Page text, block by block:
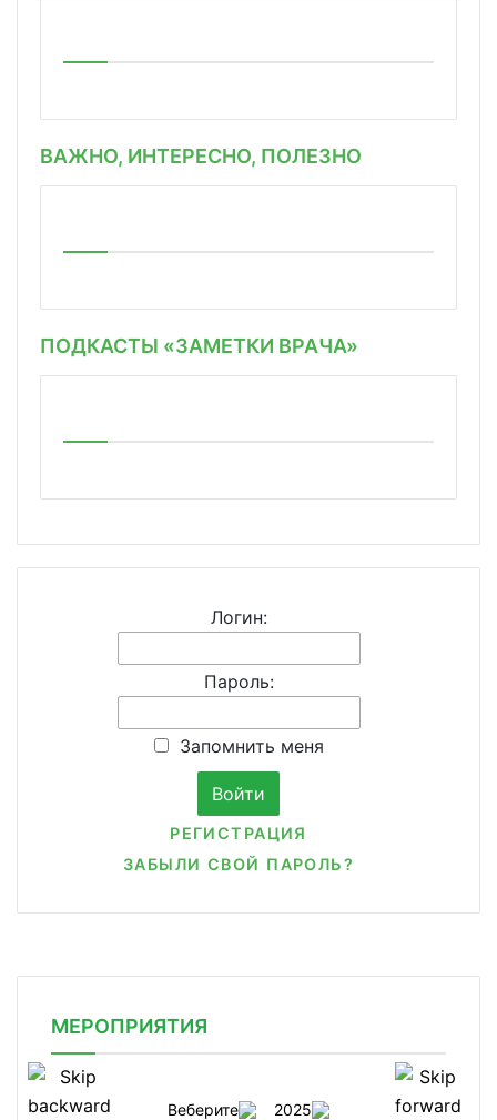
ВАЖНО, ИНТЕРЕСНО, ПОЛЕЗНО
ПОДКАСТЫ «ЗАМЕТКИ ВРАЧА»
Логин:
Пароль:
Запомнить меня
РЕГИСТРАЦИЯ
ЗАБЫЛИ СВОЙ ПАРОЛЬ?
МЕРОПРИЯТИЯ
Веберите 2025